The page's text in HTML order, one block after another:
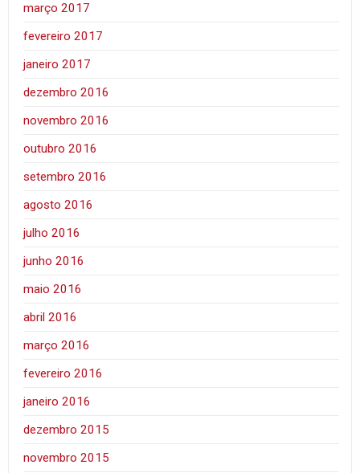
março 2017
fevereiro 2017
janeiro 2017
dezembro 2016
novembro 2016
outubro 2016
setembro 2016
agosto 2016
julho 2016
junho 2016
maio 2016
abril 2016
março 2016
fevereiro 2016
janeiro 2016
dezembro 2015
novembro 2015